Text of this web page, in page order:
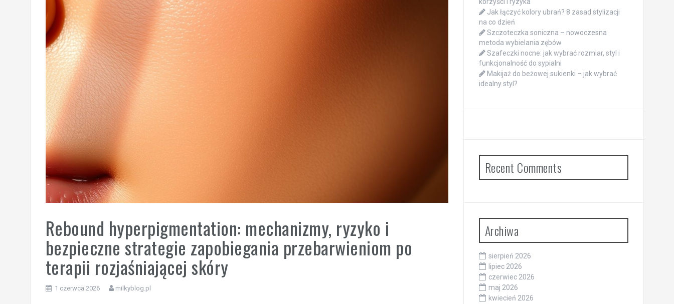
Rebound hyperpigmentation: mechanizmy, ryzyko i
bezpieczne strategie zapobiegania przebarwieniom po
terapii rozjaśniającej skóry
1 czerwca 2026 milkyblog.pl
Jak łączyć kolory ubrań? 8 zasad stylizacji
na co dzień
Szczoteczka soniczna – nowoczesna
metoda wybielania zębów
Szafeczki nocne: jak wybrać rozmiar, styl i
funkcjonalność do sypialni
Makijaż do beżowej sukienki – jak wybrać
idealny styl?
Recent Comments
Archiwa
sierpień 2026
lipiec 2026
czerwiec 2026
maj 2026
kwiecień 2026